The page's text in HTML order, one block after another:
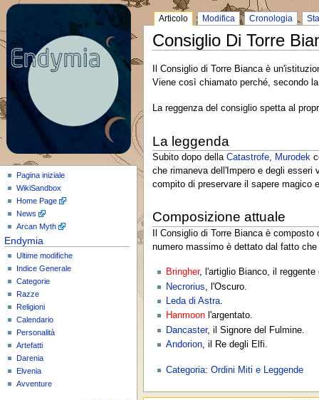
Pagina iniziale
WikiSandbox
Home Page
News
Arcan Myth
Endymia
Ultime modifiche
Indice Generale
Categorie
Razze
Religioni
Calendario
Personalità
Artefatti
Darenia
Elvenia
Avventure
Articolo Modifica Cronologia
Consiglio Di Torre
Il Consiglio di Torre Bianca è
Viene così chiamato perché, secondo
La reggenza del consiglio spetta al
La leggenda
Subito dopo dellaCatastrofe, Murodek
che rimaneva dell'Impero e degli
compito di preservare il sapere magico
Composizione attuale
Il Consiglio di Torre Bianca è
numero massimo è dettato dal fatto
Bringher, l'artiglio Bianco, il reggente
Necrorius , l'Oscuro.
Leda di Astra.
Hanmoon l'argentato.
Dancaster, il Signore del Fulmine.
Andorion , il Re degli Elfi.
Categoria:Ordini Miti e Leggende